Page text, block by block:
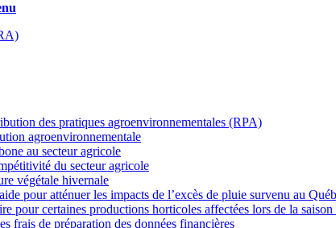
des pratiques agroenvironnementales (RPA)
agroenvironnementale
au secteur agricole
du secteur agricole
végétale hivernale
pour atténuer les impacts de l’excès de pluie survenu au
pour certaines productions horticoles affectées lors de la
frais de préparation des données financières